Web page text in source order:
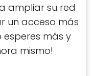
ampliar su red
un acceso más
esperes más y
mismo!